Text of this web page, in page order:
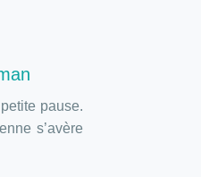
pause.
s’avère